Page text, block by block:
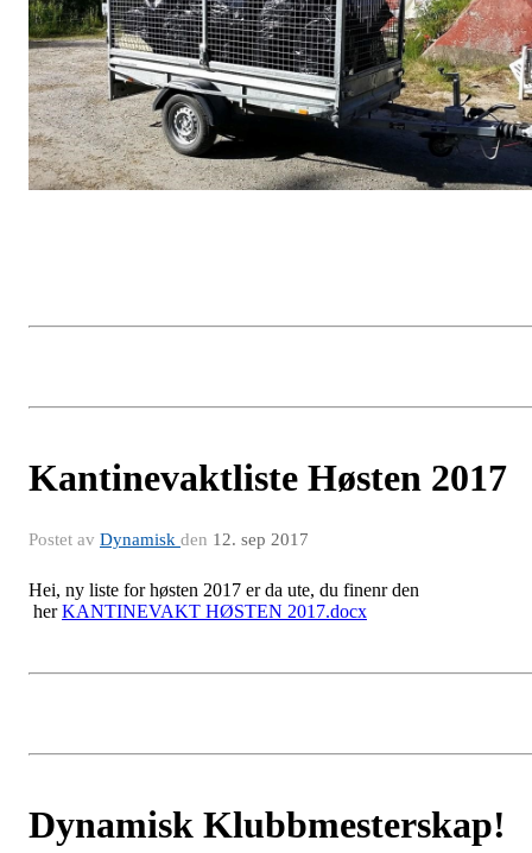
Kantinevaktliste Høsten 2017
Postet av Dynamisk den 12. sep 2017
Hei, ny liste for høsten 2017 er da ute, du finenr den
herKANTINEVAKT HØSTEN 2017.docx
Dynamisk Klubbmesterskap!